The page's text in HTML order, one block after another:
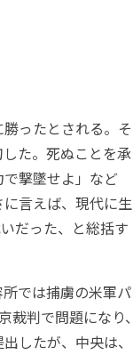
ったとされる。そ
た。死ぬことを承
撃墜せよ」など
言えば、現代に生
だった、と総括す
では捕虜の米軍パ
判で問題になり、
したが、中央は、